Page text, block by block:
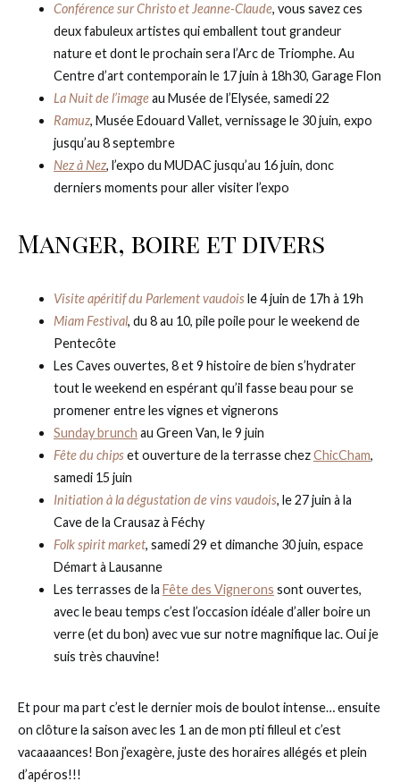
Conférence sur Christo et Jeanne-Claude, vous savez ces
deux fabuleux artistes qui emballent tout grandeur
nature et dont le prochain sera l’Arc de Triomphe. Au
Centre d’art contemporain le 17 juin à 18h30, Garage Flon
La Nuit de l’imageau Musée de l’Elysée, samedi 22
Ramuz, Musée Edouard Vallet, vernissage le 30 juin, expo
jusqu’au 8 septembre
Nez à Nez, l’expo du MUDAC jusqu’au 16 juin, donc
derniers moments pour aller visiter l’expo
Manger, boire et divers
Visite apéritif du Parlement vaudoisle 4 juin de 17h à 19h
Miam Festival, du 8 au 10, pile poile pour le weekend de
Pentecôte
Les Caves ouvertes, 8 et 9 histoire de bien s’hydrater
tout le weekend en espérant qu’il fasse beau pour se
promener entre les vignes et vignerons
Sunday brunch au Green Van, le 9 juin
Fête du chipset ouverture de la terrasse chezChicCham,
samedi 15 juin
Initiation à la dégustation de vins vaudois, le 27 juin à la
Cave de la Crausaz à Féchy
Folk spirit market, samedi 29 et dimanche 30 juin, espace
Démart à Lausanne
Les terrasses de la Fête des Vignerons sont ouvertes,
avec le beau temps c’est l’occasion idéale d’aller boire un
verre (et du bon) avec vue sur notre magnifique lac. Oui je
suis très chauvine!
Et pour ma part c’est le dernier mois de boulot intense… ensuite
on clôture la saison avec les 1 an de mon pti filleul et c’est
vacaaaances! Bon j’exagère, juste des horaires allégés et plein
d’apéros!!!